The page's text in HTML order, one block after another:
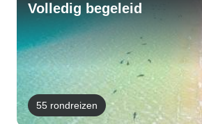
Volledig begeleid
55 rondreizen